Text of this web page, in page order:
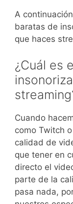
A
baratas de
que haces
¿Cuál es
Cuando
como Twitch
calidad de
que tener en
directo el
parte de la
pasa nada,